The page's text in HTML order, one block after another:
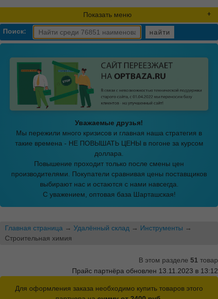
Показать меню
Поиск: найти
Уважаемые друзья!
Мы пережили много кризисов и главная наша стратегия в
такие времена - НЕ ПОВЫШАТЬ ЦЕНЫ в погоне за курсом
доллара.
Повышение проходит только после смены цен
производителями. Покупатели сравнивая цены поставщиков
выбирают нас и остаются с нами навсегда.
С уважением, оптовая база Шарташская!
Главная страница → Удалённый склад → Инструменты →
Строительная химия
В этом разделе 51 товар
Прайс партнёра обновлен 13.11.2023 в 13:12
Для оформления заказа необходимо купить товаров этого